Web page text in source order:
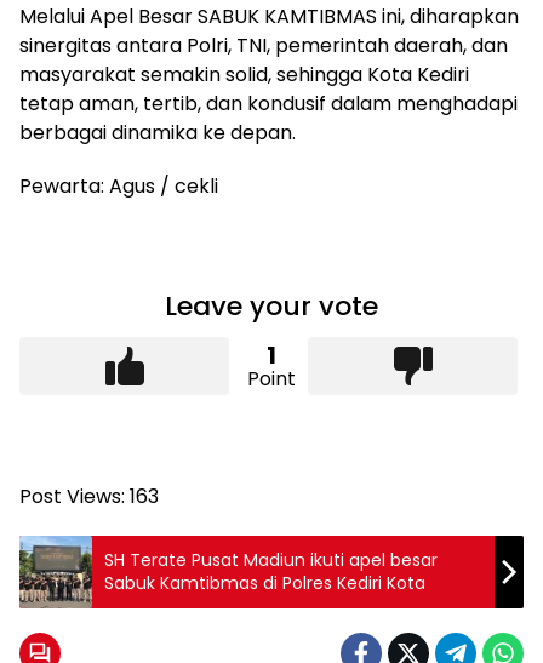
Melalui Apel Besar SABUK KAMTIBMAS ini, diharapkan
sinergitas antara Polri, TNI, pemerintah daerah, dan
masyarakat semakin solid, sehingga Kota Kediri
tetap aman, tertib, dan kondusif dalam menghadapi
berbagai dinamika ke depan.
Pewarta: Agus / cekli
Leave your vote
1
Point
Post Views: 163
SH Terate Pusat Madiun ikuti apel besar
Sabuk Kamtibmas di Polres Kediri Kota